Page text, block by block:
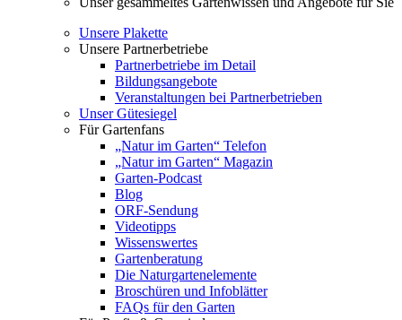
Unsere Plakette
Unsere Partnerbetriebe
Partnerbetriebe im Detail
Bildungsangebote
Veranstaltungen bei Partnerbetrieben
Unser Gütesiegel
Für Gartenfans
„Natur im Garten“ Telefon
„Natur im Garten“ Magazin
Garten-Podcast
Blog
ORF-Sendung
Videotipps
Wissenswertes
Gartenberatung
Die Naturgartenelemente
Broschüren und Infoblätter
FAQs für den Garten